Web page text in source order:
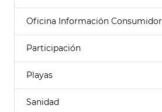
Oficina Información Consumidor
Participación
Playas
Sanidad